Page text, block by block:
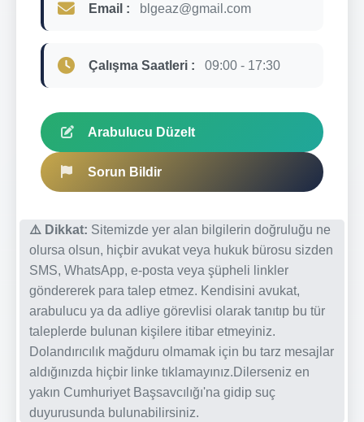
Email : blgeaz@gmail.com
Çalışma Saatleri : 09:00 - 17:30
Arabulucu Düzelt
Sorun Bildir
⚠️ Dikkat: Sitemizde yer alan bilgilerin doğruluğu ne
olursa olsun, hiçbir avukat veya hukuk bürosu sizden
SMS, WhatsApp, e-posta veya şüpheli linkler
göndererek para talep etmez. Kendisini avukat,
arabulucu ya da adliye görevlisi olarak tanıtıp bu tür
taleplerde bulunan kişilere itibar etmeyiniz.
Dolandırıcılık mağduru olmamak için bu tarz mesajlar
aldığınızda hiçbir linke tıklamayınız.Dilerseniz en
yakın Cumhuriyet Başsavcılığı'na gidip suç
duyurusunda bulunabilirsiniz.